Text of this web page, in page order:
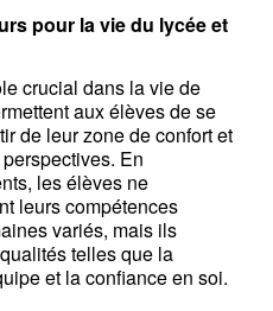
pour la vie du lycée et
crucial dans la vie de
aux élèves de se
de leur zone de confort et
En
les élèves ne
leurs compétences
variés, mais ils
telles que la
et la confiance en soi.